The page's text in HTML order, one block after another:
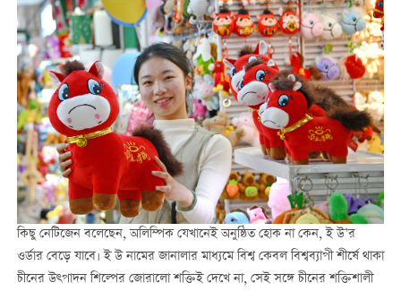
কিছু নেটিজেন বলেছেন, অলিম্পিক যেখানেই অনুষ্ঠিত হোক না কেন, ই উ’র
ওর্ডার বেড়ে যাবে। ই উ নামের জানালার মাধ্যমে বিশ্ব কেবল বিশ্বব্যাপী শীর্ষে থাকা
চীনের উত্পাদন শিল্পের জোরালো শক্তিই দেখে না, সেই সঙ্গে চীনের শক্তিশালী